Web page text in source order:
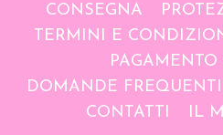
CONSEGNA
TERMINI E
PAGAMENTO
DOMANDE FREQUENTI
CONTATTI
IL